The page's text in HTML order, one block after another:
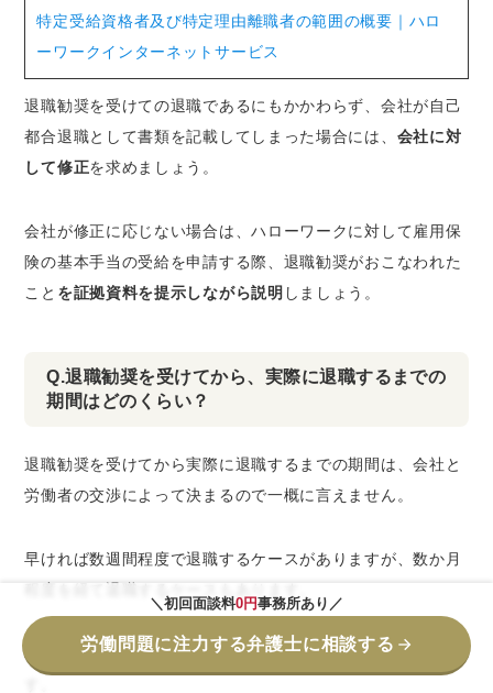
特定受給資格者及び特定理由離職者の範囲の概要｜ハロ
ーワークインターネットサービス
退職勧奨を受けての退職であるにもかかわらず、会社が自己
都合退職として書類を記載してしまった場合には、 会社に対
して修正を求めましょう。
会社が修正に応じない場合は、ハローワークに対して雇用保
険の基本手当の受給を申請する際、退職勧奨がおこなわれた
こと を証拠資料を提示しながら説明 しましょう。
Q.退職勧奨を受けてから、実際に退職するまでの
期間はどのくらい？
退職勧奨を受けてから実際に退職するまでの期間は、会社と
労働者の交渉によって決まるので一概に言えません。
早ければ数週間程度で退職するケースがありますが、数か月
程度を経て退職するケースもあります。
退職前に有給休暇を取得することは労働者の権利
＼初回面談料0円事務所あり／
労働問題に注力する弁護士に相談する